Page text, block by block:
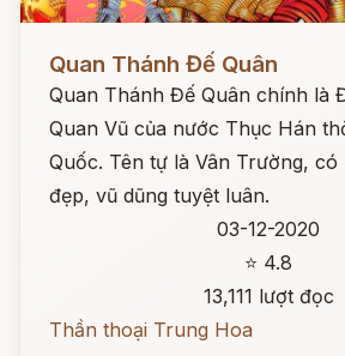
Quan Thánh Đế Quân
Quan Thánh Đế Quân chính là
Quan Vũ của nước Thục Hán
Quốc. Tên tự là Vân Trường,
đẹp, vũ dũng tuyệt luân.
03-12-2020
⭐ 4.8
13,111 lượt đọc
Thần thoại Trung Hoa